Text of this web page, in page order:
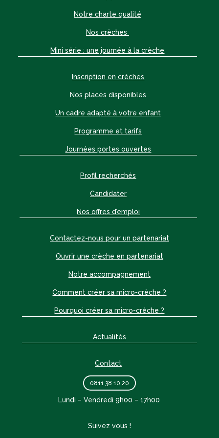
Notre charte qualité
Nos crèches
Mini série : une journée à la crèche
Inscription en crèches
Nos places disponibles
Un cadre adapté à votre enfant
Programme et tarifs
Journées portes ouvertes
Profil recherchés
Candidater
Nos offres d’emploi
Contactez-nous pour un partenariat
Ouvrir une crèche en partenariat
Notre accompagnement
Comment créer sa micro-crèche ?
Pourquoi créer sa micro-crèche ?
Actualités
Contact
0811 38 10 20
Lundi – Vendredi 9h00 – 17h00
Suivez vous !